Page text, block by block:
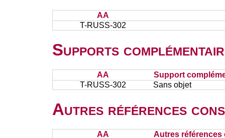
AA
T-RUSS-302
Supports
AA
Support
T-RUSS-302
Sans objet
Autres références
AA
Autres références